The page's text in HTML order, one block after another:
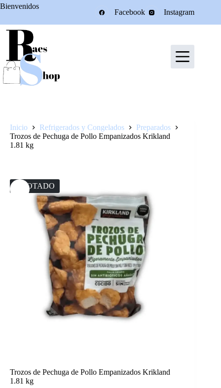
Saltar
Bienvenidos
Facebook Instagram
Inicio Refrigerados y Congelados
Preparados
Trozos de Pechuga de Pollo Empanizados Krikland
1.81 kg
AGOTADO
Trozos de Pechuga de Pollo Empanizados Krikland
1.81 kg